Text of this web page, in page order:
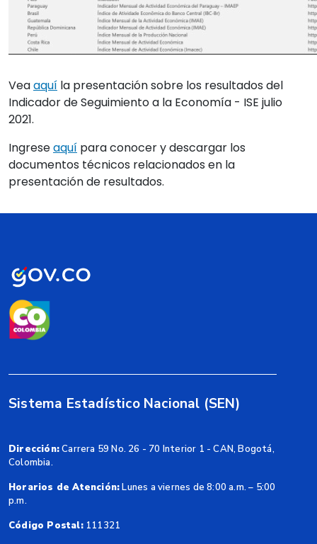
Veaaquí la presentación sobre los resultados del
Indicador de Seguimiento a la Economía - ISE julio
2021.
Ingreseaquí para conocer y descargar los
documentos técnicos relacionados en la
presentación de resultados.
Sistema Estadístico Nacional (SEN)
Dirección:Carrera 59 No. 26 - 70 Interior 1 - CAN, Bogotá,
Colombia.
Horarios de Atención:Lunes a viernes de 8:00 a.m. – 5:00
p.m.
Código Postal:111321